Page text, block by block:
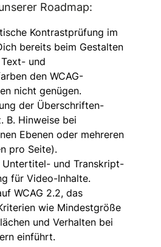
Roadmap:
Kontrastprüfung im
bereits beim Gestalten
und
den WCAG-
nicht genügen.
der Überschriften-
B. Hinweise bei
Ebenen oder mehreren
pro Seite).
Untertitel- und Transkript-
für Video-Inhalte.
WCAG 2.2, das
wie Mindestgröße
und Verhalten bei
einführt.